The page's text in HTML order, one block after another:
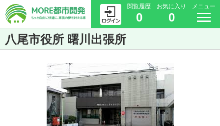
閲覧履歴
0
お気に入り
0
メニュー
八尾市役所 曙川出張所